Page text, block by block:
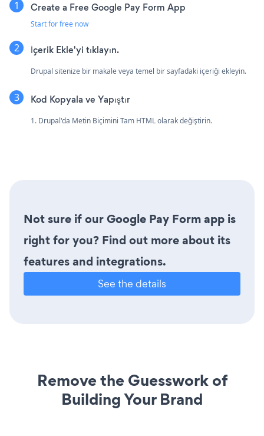
Create a Free Google Pay Form App
Start for free now
İçerik Ekle'yi tıklayın.
Drupal sitenize bir makale veya temel bir sayfadaki içeriği ekleyin.
Kod Kopyala ve Yapıştır
1. Drupal'da Metin Biçimini Tam HTML olarak değiştirin.
Not sure if our Google Pay Form app is
right for you? Find out more about its
features and integrations.
See the details
Remove the Guesswork of
Building Your Brand